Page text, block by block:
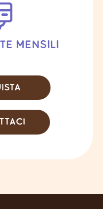
mensili